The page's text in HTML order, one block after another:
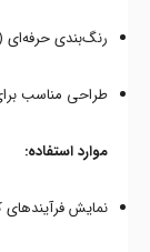
رنگ‌بندی حرفه‌ای
طراحی مناسب
موارد استفاده:
نمایش فرآیندهای